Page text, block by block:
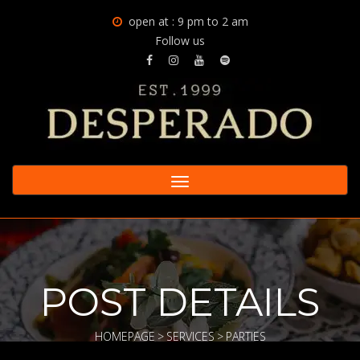
open at : 9 pm to 2 am
Follow us
Toggle
navigation
POST DETAILS
HOMEPAGE > SERVICES> PARTIES